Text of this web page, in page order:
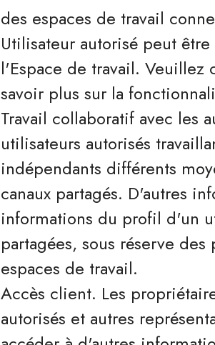
des espaces de travail
Utilisateur autorisé peut
l'Espace de travail.
savoir plus sur la
Travail collaboratif avec les
utilisateurs autorisés
indépendants différents
canaux partagés. D'autres
informations du profil d'un
partagées, sous réserve
espaces de travail.
Accès client. Les
autorisés et autres